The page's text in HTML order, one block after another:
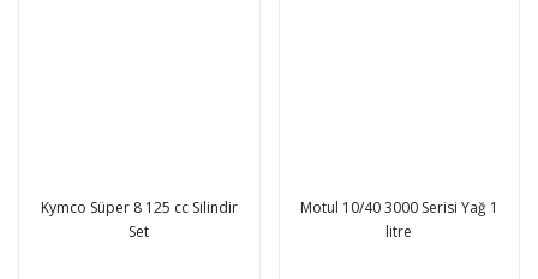
Kymco Süper 8 125 cc Silindir
Set
Motul 10/40 3000 Serisi Yağ 1
litre